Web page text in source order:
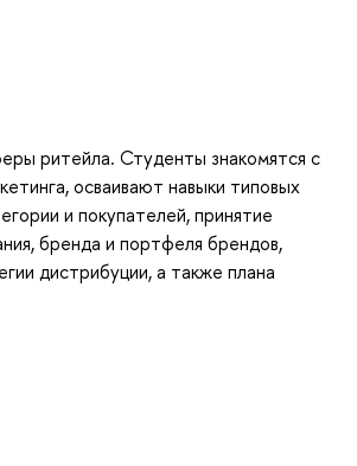
ритейла. Студенты знакомятся с
осваивают навыки типовых
и покупателей, принятие
бренда и портфеля брендов,
дистрибуции, а также плана